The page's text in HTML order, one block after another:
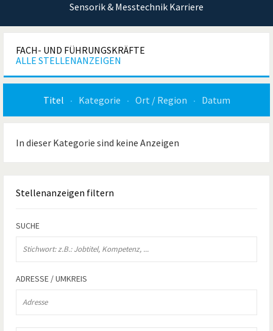
Sensorik & Messtechnik Karriere
FACH- UND FÜHRUNGSKRÄFTE
ALLE STELLENANZEIGEN
Titel Kategorie Ort / Region Datum
In dieser Kategorie sind keine Anzeigen
Stellenanzeigen filtern
SUCHE
ADRESSE / UMKREIS